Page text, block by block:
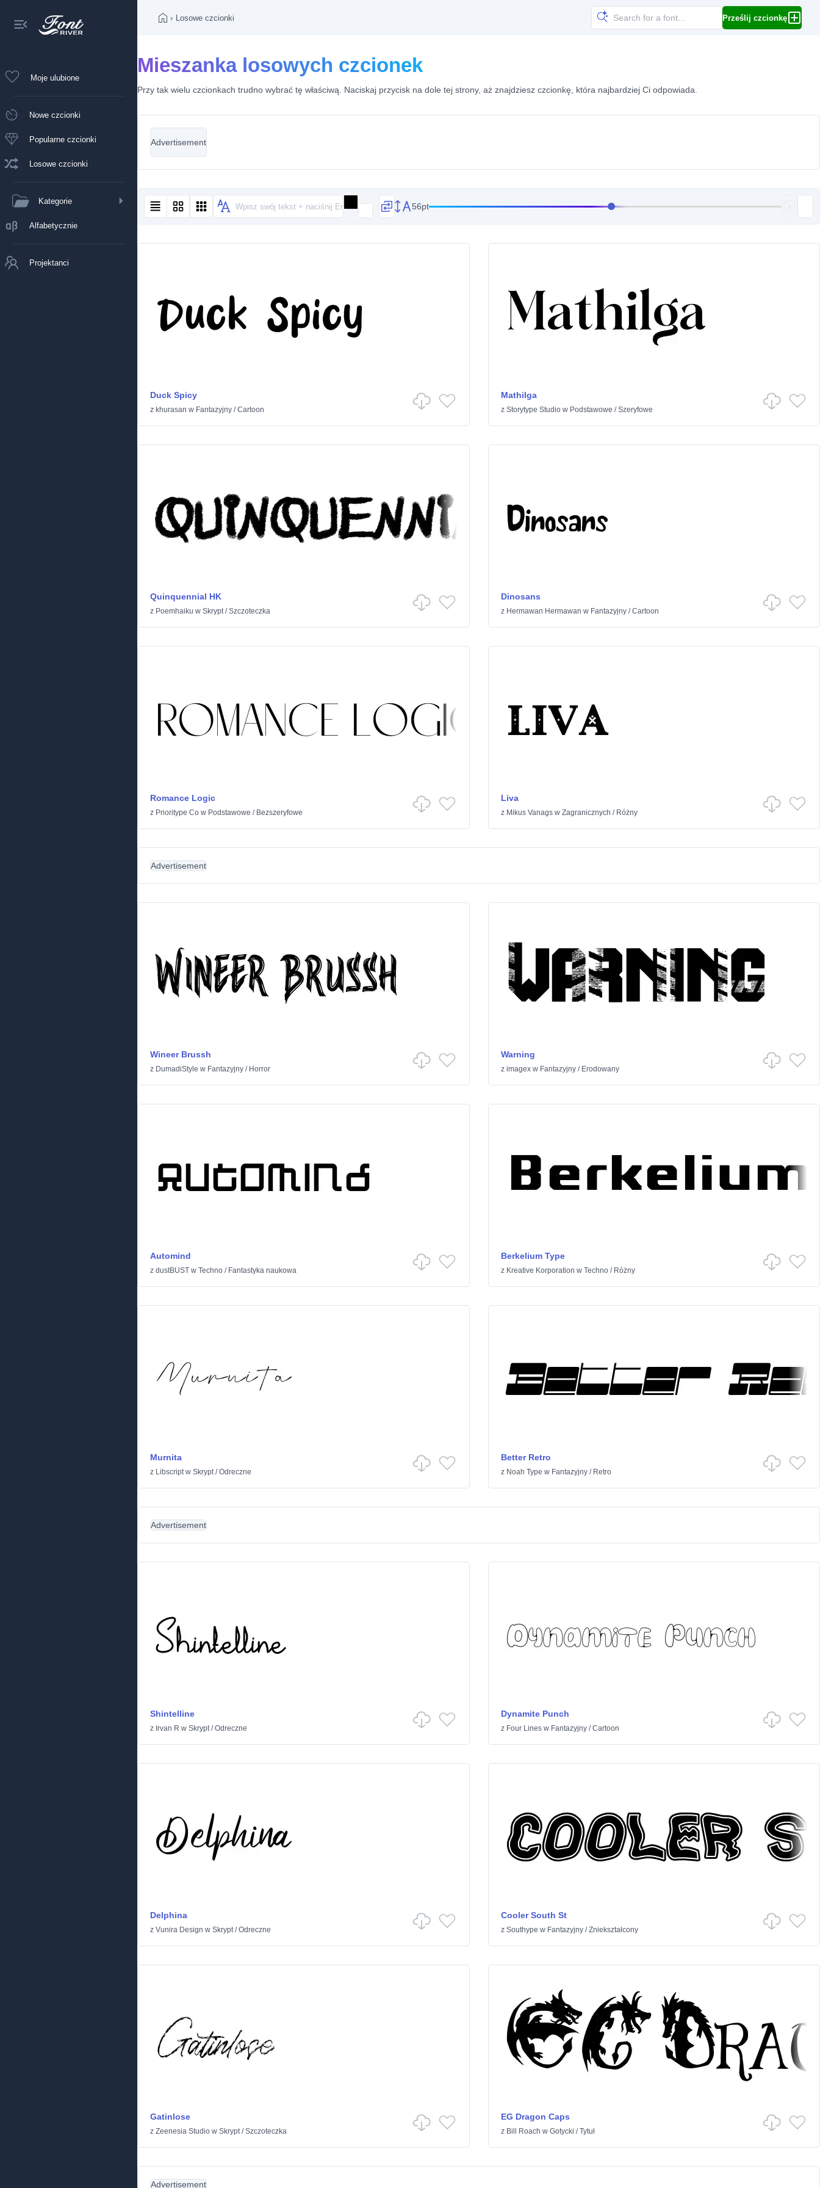
Moje ulubione
Nowe czcionki
Popularne czcionki
Losowe czcionki
Kategorie
Alfabetycznie
Projektanci
› Losowe czcionki Prześlij czcionkę
Mieszanka losowych czcionek
Przy tak wielu czcionkach trudno wybrać tę właściwą. Naciskaj przycisk na dole tej strony, aż znajdziesz czcionkę, która najbardziej Ci odpowiada.
Advertisement
56pt
Duck Spicy
z khurasan w Fantazyjny /Cartoon
Mathilga
z Storytype Studiow Podstawowe /Szeryfowe
Quinquennial HK
z Poemhaiku w Skrypt/Szczoteczka
Dinosans
z Hermawan Hermawan w Fantazyjny/Cartoon
Romance Logic
z Prioritype Co w Podstawowe / Bezszeryfowe
Liva
z Mikus Vanagsw Zagranicznych / Różny
Advertisement
Wineer Brussh
z DumadiStyle w Fantazyjny / Horror
Warning
z imagexw Fantazyjny/ Erodowany
Automind
z dustBUST w Techno / Fantastyka naukowa
Berkelium Type
z Kreative Korporation w Techno/ Różny
Murnita
z Libscriptw Skrypt/Odreczne
Better Retro
z Noah Type w Fantazyjny/ Retro
Advertisement
Shintelline
z Irvan R w Skrypt/Odreczne
Dynamite Punch
z Four Linesw Fantazyjny/Cartoon
Delphina
z Vunira Design w Skrypt/Odreczne
Cooler South St
z Southype w Fantazyjny/Zniekształcony
Gatinlose
z Zeenesia Studio w Skrypt/Szczoteczka
EG Dragon Caps
z Bill Roach w Gotycki /Tytuł
Advertisement